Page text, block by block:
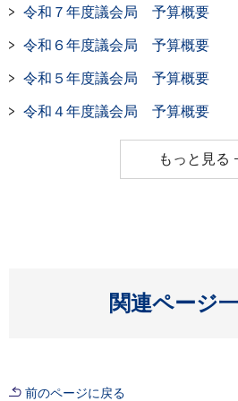
令和７年度議会局 予算概要
令和６年度議会局 予算概要
令和５年度議会局 予算概要
令和４年度議会局 予算概要
もっと見る
関連ページ
開
前のページに戻る